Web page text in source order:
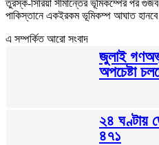
তুরস্ক-সিরিয়া সীমান্তের ভূমিকম্পের পর
পাকিস্তানে একইরকম ভূমিকম্প আঘাত
এ সম্পর্কিত আরো সংবাদ
জুলাই
অপচেষ্টা
২৪ ঘণ্টায়
৪৭১